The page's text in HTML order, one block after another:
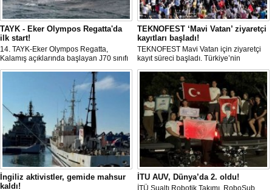
TAYK - Eker Olympos Regatta'da
ilk start!
14. TAYK-Eker Olympos Regatta,
Kalamış açıklarında başlayan J70 sınıfı
yarışlarıyla ilk startını verdi. İstanbul'u 10
gün boyunca yelken coşkusuyla
buluşturacak organizasyonun ilk
gününde 9 tekne rüzgârla buluştu.
TEKNOFEST ‘Mavi Vatan’ ziyaretçi
kayıtları başladı!
TEKNOFEST Mavi Vatan için ziyaretçi
kayıt süreci başladı. Türkiye’nin
denizcilik ve savunma teknolojilerine
odaklanan etkinliği, 20-23 Ağustos
tarihleri arasında Gölcük Tersanesi
Komutanlığı’nda gerçekleştirilecek.
İngiliz aktivistler, gemide mahsur
kaldı!
İTU AUV, Dünya’da 2. oldu!
İTÜ Sualtı Robotik Takımı, RoboSub